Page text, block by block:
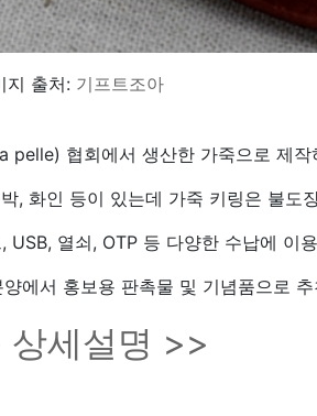
지 출처: 기프트조아
pelle) 협회에서 생산한 가죽으로 제작
, 화인 등이 있는데 가죽 키링은 불도
USB, 열쇠, OTP 등 다양한 수납에 이
에서 홍보용 판촉물 및 기념품으로
상세설명 >>